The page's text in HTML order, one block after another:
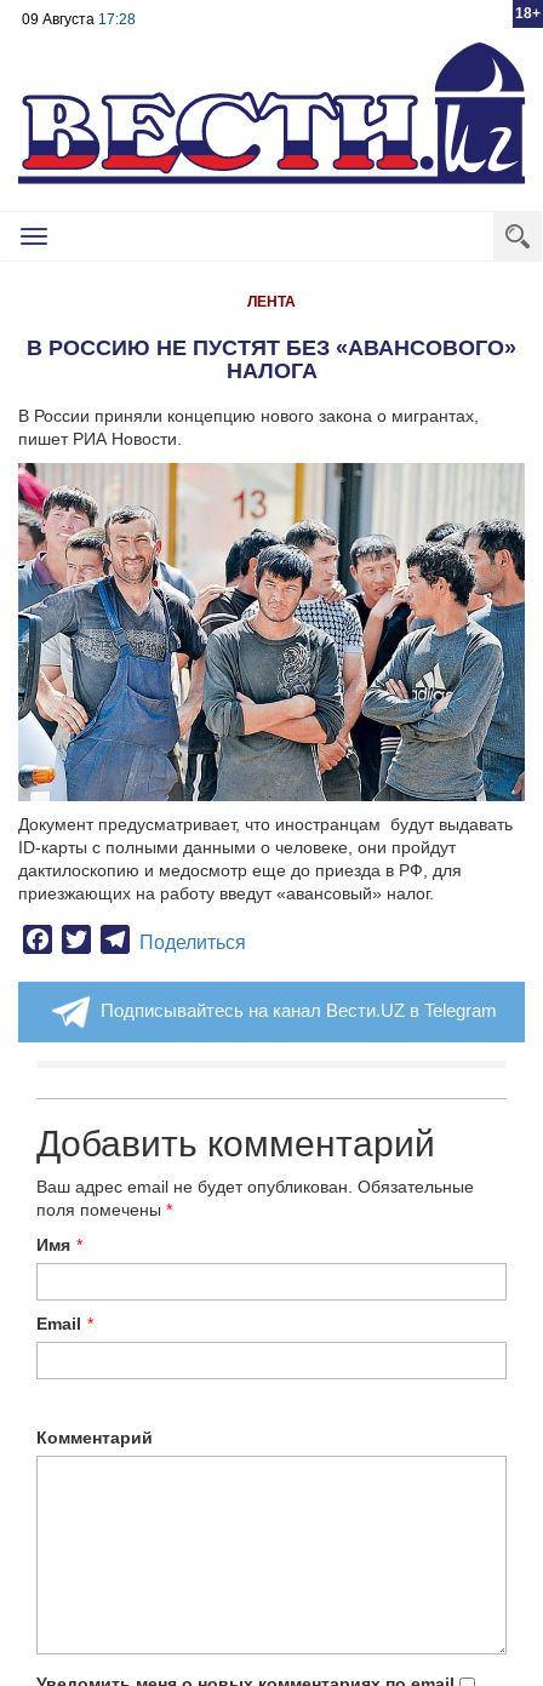
18+
09 Августа 17:28
Toggle
ЛЕНТА
В РОССИЮ НЕ ПУСТЯТ БЕЗ «АВАНСОВОГО»
НАЛОГА
В России приняли концепцию нового закона о мигрантах,
пишет РИА Новости.
Документ предусматривает, что иностранцам будут выдавать
ID-карты с полными данными о человеке, они пройдут
дактилоскопию и медосмотр еще до приезда в РФ, для
приезжающих на работу введут «авансовый» налог.
Facebook
TwitterTelegram
Поделиться
Подписывайтесь на канал Вести.UZ в Telegram
Добавить комментарий
Ваш адрес email не будет опубликован. Обязательные
поля помечены *
Имя *
Email *
Комментарий